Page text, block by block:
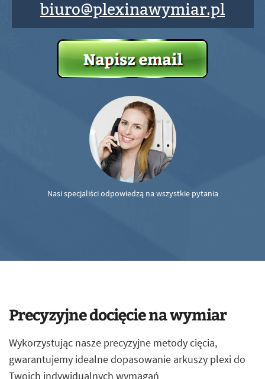
biuro@plexinawymiar.pl
Nasi specjaliści odpowiedzą na wszystkie pytania
Precyzyjne docięcie na wymiar
Wykorzystując nasze precyzyjne metody cięcia,
gwarantujemy idealne dopasowanie arkuszy plexi do
Twoich indywidualnych wymagań